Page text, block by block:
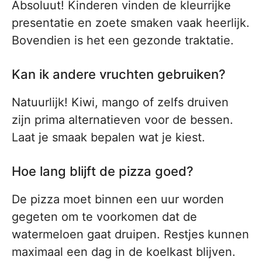
Absoluut! Kinderen vinden de kleurrijke
presentatie en zoete smaken vaak heerlijk.
Bovendien is het een gezonde traktatie.
Kan ik andere vruchten gebruiken?
Natuurlijk! Kiwi, mango of zelfs druiven
zijn prima alternatieven voor de bessen.
Laat je smaak bepalen wat je kiest.
Hoe lang blijft de pizza goed?
De pizza moet binnen een uur worden
gegeten om te voorkomen dat de
watermeloen gaat druipen. Restjes kunnen
maximaal een dag in de koelkast blijven.